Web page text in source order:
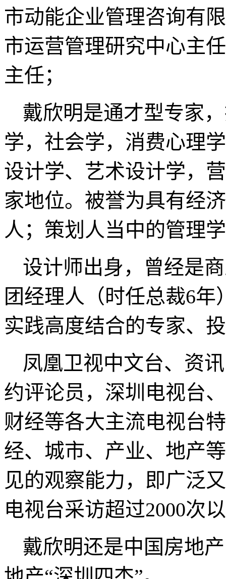
籍贯东北（沈阳），
动能智库（前身为戴欣
城市与产业地产战
的战略定位专家，中国
控股有限公司投资合伙
司总裁，中国品牌管理
市动能企业管理咨询有
市运营管理研究中心主
主任；
戴欣明是通才型专家
学，社会学，消费心理
设计学、艺术设计学，
家地位。被誉为具有经
人；策划人当中的管理
设计师出身，曾经是
团经理人（时任总裁6年
实践高度结合的专家、
凤凰卫视中文台、资
约评论员，深圳电视台